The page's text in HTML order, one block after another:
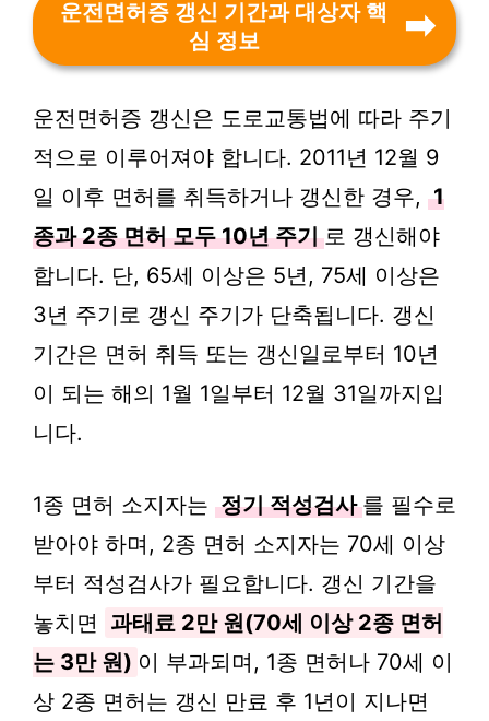
운전면허증 갱신 기간과 대상자 핵
심 정보
운전면허증 갱신은 도로교통법에 따라 주기
적으로 이루어져야 합니다. 2011년 12월 9
일 이후 면허를 취득하거나 갱신한 경우, 1
종과 2종 면허 모두 10년 주기 로 갱신해야
합니다. 단, 65세 이상은 5년, 75세 이상은
3년 주기로 갱신 주기가 단축됩니다. 갱신
기간은 면허 취득 또는 갱신일로부터 10년
이 되는 해의 1월 1일부터 12월 31일까지입
니다.
1종 면허 소지자는 정기 적성검사 를 필수로
받아야 하며, 2종 면허 소지자는 70세 이상
부터 적성검사가 필요합니다. 갱신 기간을
놓치면
과태료 2만 원(70세 이상 2종 면허
는 3만 원) 이 부과되며, 1종 면허나 70세 이
상 2종 면허는 갱신 만료 후 1년이 지나면